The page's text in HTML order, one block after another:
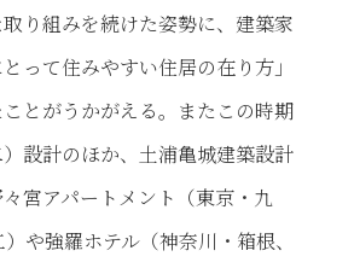
り組みを続けた姿勢に、建築家
って住みやすい住居の在り方」
とがうかがえる。またこの時期
設計のほか、土浦亀城建築設計
宮アパートメント（東京・九
や強羅ホテル（神奈川・箱根、